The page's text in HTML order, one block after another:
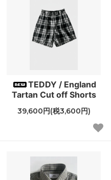
TEDDY / England
Tartan Cut off Shorts
39,600円(税3,600円)